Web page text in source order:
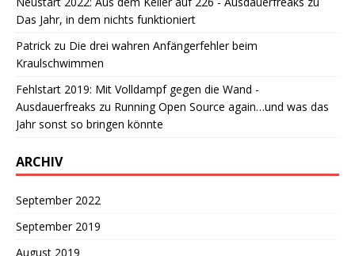
Das Jahr, in dem nichts funktioniert
Patrick zu Die drei wahren Anfängerfehler beim
Kraulschwimmen
Fehlstart 2019: Mit Volldampf gegen die Wand -
Ausdauerfreaks zu Running Open Source again…und was das
Jahr sonst so bringen könnte
ARCHIV
September 2022
September 2019
August 2019